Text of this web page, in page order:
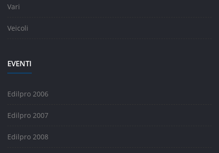
Vari
Veicoli
EVENTI
Edilpro 2006
Edilpro 2007
Edilpro 2008